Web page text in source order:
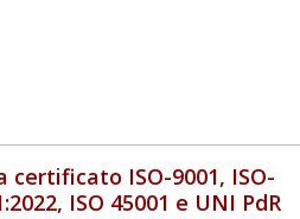
certificato ISO-9001, ISO-
ISO 45001 e UNI PdR